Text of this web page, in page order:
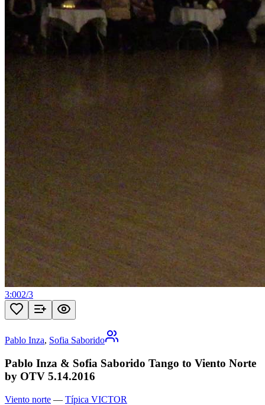
3:002/3
Pablo Inza, Sofia Saborido
Pablo Inza & Sofia Saborido Tango to Viento Norte
by OTV 5.14.2016
Viento norte — Típica VICTOR